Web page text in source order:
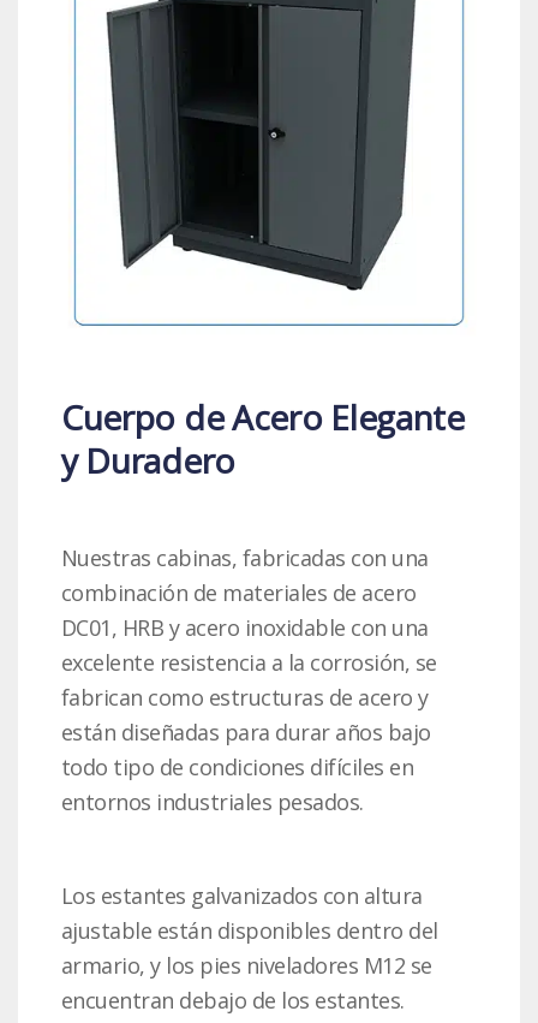
Cuerpo de Acero Elegante
y Duradero
Nuestras cabinas, fabricadas con una
combinación de materiales de acero
DC01, HRB y acero inoxidable con una
excelente resistencia a la corrosión, se
fabrican como estructuras de acero y
están diseñadas para durar años bajo
todo tipo de condiciones difíciles en
entornos industriales pesados.
Los estantes galvanizados con altura
ajustable están disponibles dentro del
armario, y los pies niveladores M12 se
encuentran debajo de los estantes.